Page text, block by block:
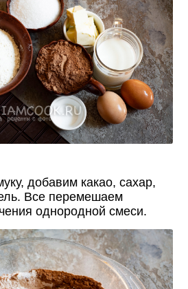
добавим какао, сахар,
Все перемешаем
однородной смеси.